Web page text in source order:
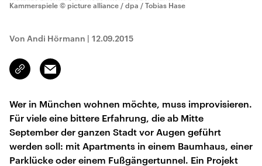
Kammerspiele © picture alliance / dpa / Tobias Hase
Von Andi Hörmann | 12.09.2015
Link
kopieren/teilen
Email
Wer in München wohnen möchte, muss improvisieren.
Für viele eine bittere Erfahrung, die ab Mitte
September der ganzen Stadt vor Augen geführt
werden soll: mit Apartments in einem Baumhaus, einer
Parklücke oder einem Fußgängertunnel. Ein Projekt